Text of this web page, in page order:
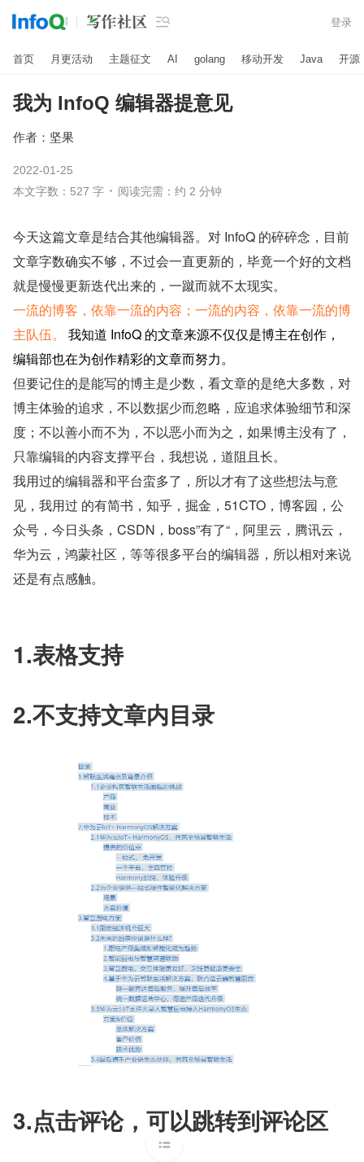
 登录
首页 月更活动 主题征文 AI golang 移动开发 Java 开源
我为 InfoQ 编辑器提意见
作者： 坚果
2022-01-25
本文字数：527 字
阅读完需：约 2 分钟
今天这篇文章是结合其他编辑器。对 InfoQ 的碎碎念，目前
文章字数确实不够，不过会一直更新的，毕竟一个好的文档
就是慢慢更新迭代出来的，一蹴而就不太现实。
一流的博客，依靠一流的内容；一流的内容，依靠一流的博
主队伍。 我知道 InfoQ 的文章来源不仅仅是博主在创作，
编辑部也在为创作精彩的文章而努力。
但要记住的是能写的博主是少数，看文章的是绝大多数，对
博主体验的追求，不以数据少而忽略，应追求体验细节和深
度；不以善小而不为，不以恶小而为之，如果博主没有了，
只靠编辑的内容支撑平台，我想说，道阻且长。
我用过的编辑器和平台蛮多了，所以才有了这些想法与意
见，我用过 的有简书，知乎，掘金，51CTO，博客园，公
众号，今日头条，CSDN，boss”有了“，阿里云，腾讯云，
华为云，鸿蒙社区，等等很多平台的编辑器，所以相对来说
还是有点感触。
1.表格支持
2.不支持文章内目录
3.点击评论，可以跳转到评论区